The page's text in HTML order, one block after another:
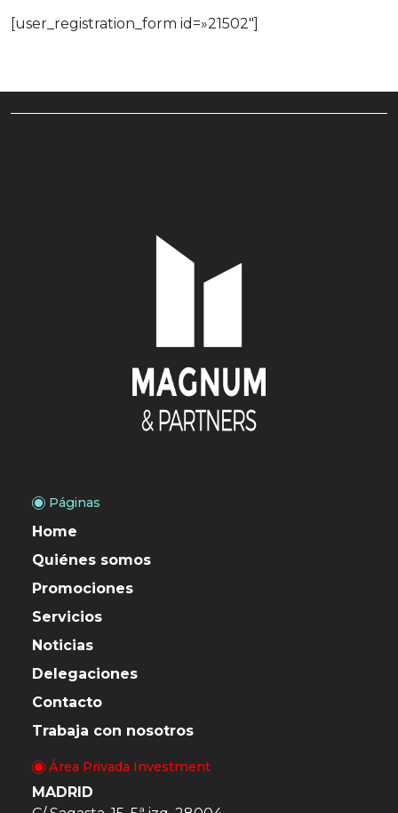
[user_registration_form id=»21502″]
Páginas
Home
Quiénes somos
Promociones
Servicios
Noticias
Delegaciones
Contacto
Trabaja con nosotros
Área Privada Investment
MADRID